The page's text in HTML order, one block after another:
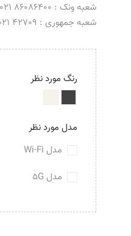
شعبه ونک : 86086400 021 _ 86086500 021
شعبه جمهوری : 42709 021 _ 66488069 021
رنگ مورد نظر
مدل مورد نظر
مدل Wi-Fi
مدل 5G